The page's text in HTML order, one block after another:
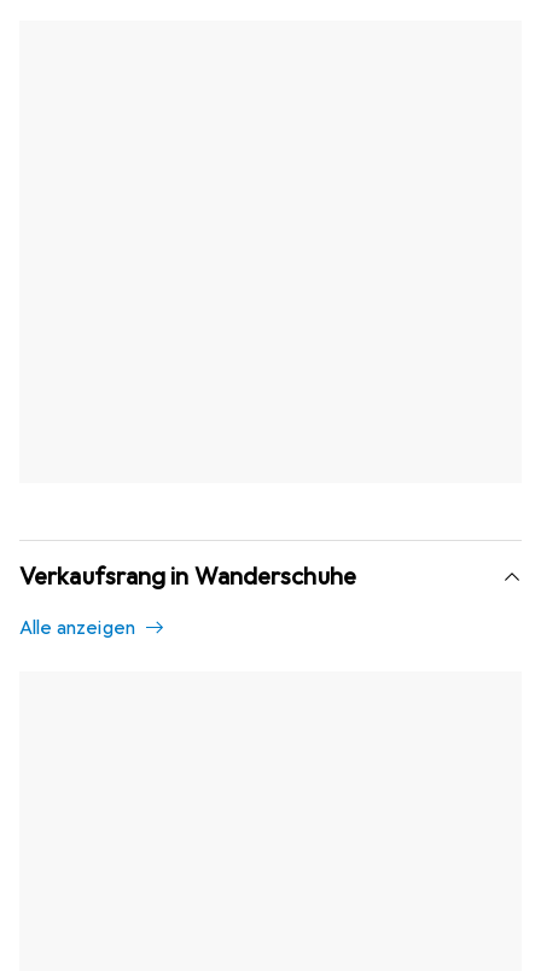
Verkaufsrang in Wanderschuhe
Alle anzeigen